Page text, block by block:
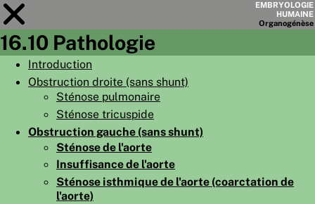
EMBRYOLOGIE
HUMAINE
Organogénèse
Module16
LISTE DES CHAPITRES
16.10 Pathologie
Introduction
Obstruction droite (sans shunt)
Sténose pulmonaire
Sténose tricuspide
Obstruction gauche (sans shunt)
Sténose de l'aorte
Insuffisance de l'aorte
Sténose isthmique de l'aorte (coarctation de
l'aorte)